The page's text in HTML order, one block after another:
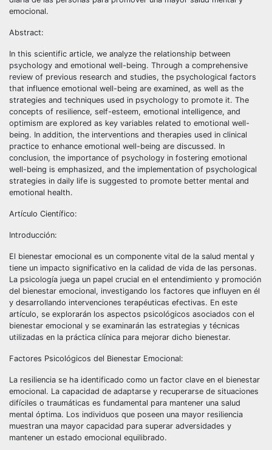
emocional.
Abstract:
In this scientific article, we analyze the relationship between
psychology and emotional well-being. Through a comprehensive
review of previous research and studies, the psychological factors
that influence emotional well-being are examined, as well as the
strategies and techniques used in psychology to promote it. The
concepts of resilience, self-esteem, emotional intelligence, and
optimism are explored as key variables related to emotional well-
being. In addition, the interventions and therapies used in clinical
practice to enhance emotional well-being are discussed. In
conclusion, the importance of psychology in fostering emotional
well-being is emphasized, and the implementation of psychological
strategies in daily life is suggested to promote better mental and
emotional health.
Artículo Científico:
Introducción:
El bienestar emocional es un componente vital de la salud mental y
tiene un impacto significativo en la calidad de vida de las personas.
La psicología juega un papel crucial en el entendimiento y promoción
del bienestar emocional, investigando los factores que influyen en él
y desarrollando intervenciones terapéuticas efectivas. En este
artículo, se explorarán los aspectos psicológicos asociados con el
bienestar emocional y se examinarán las estrategias y técnicas
utilizadas en la práctica clínica para mejorar dicho bienestar.
Factores Psicológicos del Bienestar Emocional:
La resiliencia se ha identificado como un factor clave en el bienestar
emocional. La capacidad de adaptarse y recuperarse de situaciones
difíciles o traumáticas es fundamental para mantener una salud
mental óptima. Los individuos que poseen una mayor resiliencia
muestran una mayor capacidad para superar adversidades y
mantener un estado emocional equilibrado.